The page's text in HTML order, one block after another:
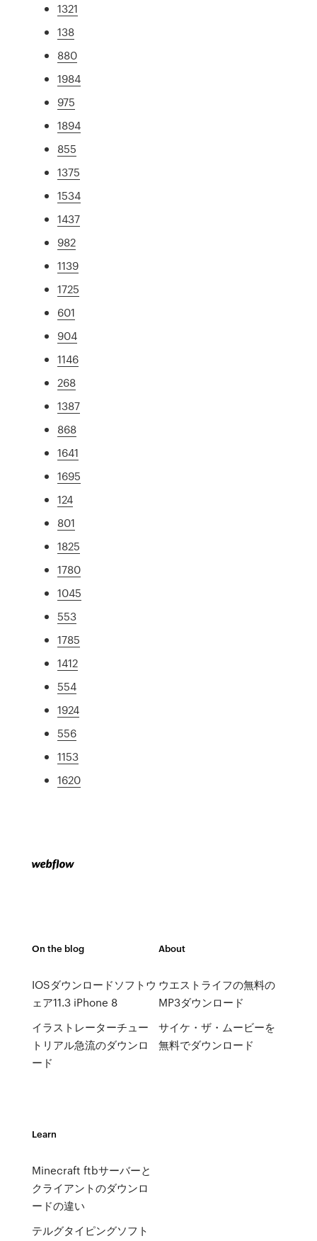
1321
138
880
1984
975
1894
855
1375
1534
1437
982
1139
1725
601
904
1146
268
1387
868
1641
1695
124
801
1825
1780
1045
553
1785
1412
554
1924
556
1153
1620
On the blog
IOSダウンロードソフトウ
ェア11.3 iPhone 8
イラストレーターチュー
トリアル急流のダウンロ
ード
About
ウエストライフの無料の
MP3ダウンロード
サイケ・ザ・ムービーを
無料でダウンロード
Learn
Minecraft ftbサーバーと
クライアントのダウンロ
ードの違い
テルグタイピングソフト